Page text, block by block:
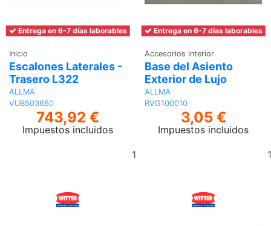
Entrega en 6-7 días laborables
Inicio
Escalones Laterales -
Trasero L322
ALLMA
VUB503660
743,92 €
Impuestos incluidos
Entrega en 6-7 días laborables
Accesorios interior
Base del Asiento
Exterior de Lujo
ALLMA
RVG100010
3,05 €
Impuestos incluidos